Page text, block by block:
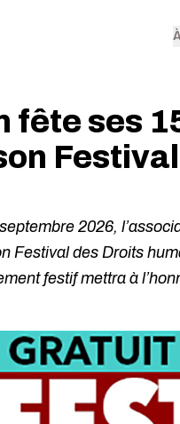
fête ses
2026,
Festival des Droits
festif mettra à